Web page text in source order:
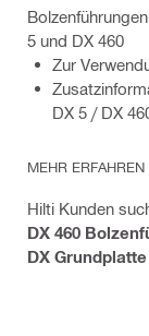
5 und DX 460
Zur
DX 5 / DX
MEHR ERFAHREN
Hilti Kunden
DX 460
DX Grundplatte